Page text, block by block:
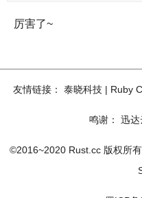
厉害了~
友情链接： 泰晓科技| Ruby
鸣谢： 迅达
©2016~2020 Rust.cc 版权所